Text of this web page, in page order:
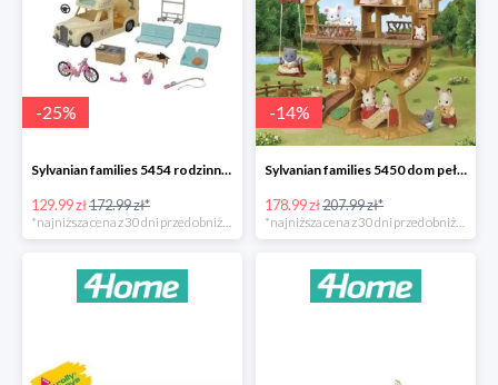
-25%
Sylvanian families 5454 rodzinny kamper -25%
129.99 zł172.99 zł*
*najniższa cena z 30 dni przed obniżką
-14%
Sylvanian families 5450 dom pełen przygód na drzewie -14%
178.99 zł207.99 zł*
*najniższa cena z 30 dni przed obniżką